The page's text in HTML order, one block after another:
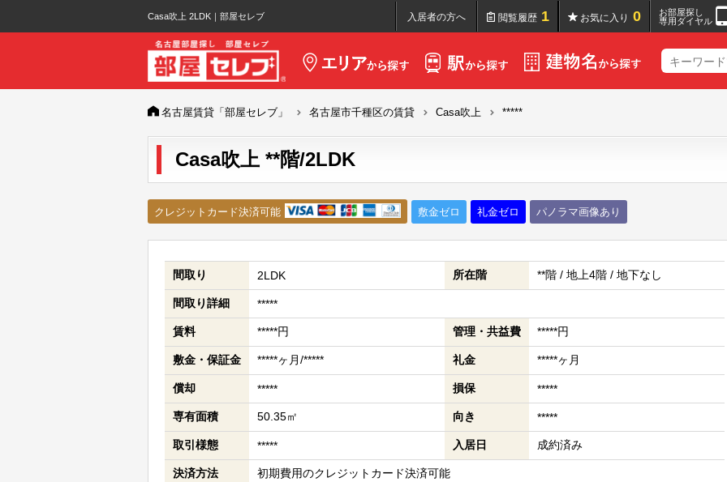
Casa吹上 2LDK｜部屋セレブ 入居者の方へ 閲覧履歴 1 お気に入り 0
お部屋探し
専用ダイヤル
名古屋賃貸「部屋セレブ」 名古屋市千種区の賃貸 Casa吹上 *****
Casa吹上 **階/2LDK
クレジットカード決済可能 敷金ゼロ 礼金ゼロ パノラマ画像あり
間取り 2LDK 所在階 **階 / 地上4階 / 地下なし
間取り詳細 *****
賃料 *****円 管理・共益費 *****円
敷金・保証金 *****ヶ月/***** 礼金 *****ヶ月
償却 ***** 損保 *****
専有面積 50.35㎡ 向き *****
取引様態 ***** 入居日 成約済み
決済方法 初期費用のクレジットカード決済可能